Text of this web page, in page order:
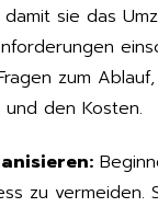
sie das
zum Ablauf,
den Kosten.
zu vermeiden.